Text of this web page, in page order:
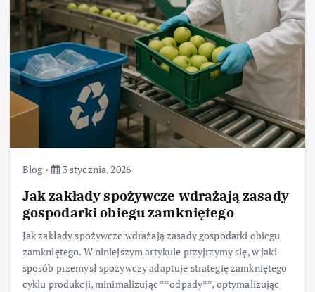
Blog 3 stycznia, 2026
Jak zakłady spożywcze wdrażają zasady
gospodarki obiegu zamkniętego
Jak zakłady spożywcze wdrażają zasady gospodarki obiegu
zamkniętego. W niniejszym artykule przyjrzymy się, w jaki
sposób przemysł spożywczy adaptuje strategię zamkniętego
cyklu produkcji, minimalizując **odpady**, optymalizując